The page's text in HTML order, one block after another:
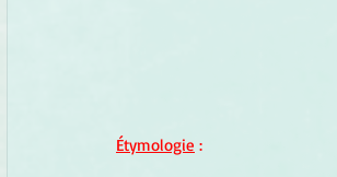
Étymologie :